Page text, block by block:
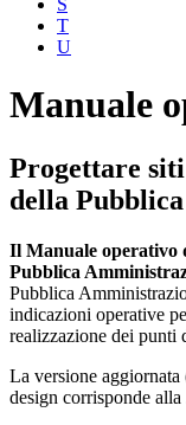
S
T
U
Manuale
Progettare
della
Il Manuale operativo
Pubblica
Pubblica
indicazioni operative
realizzazione dei punti
La versione
design corrisponde alla